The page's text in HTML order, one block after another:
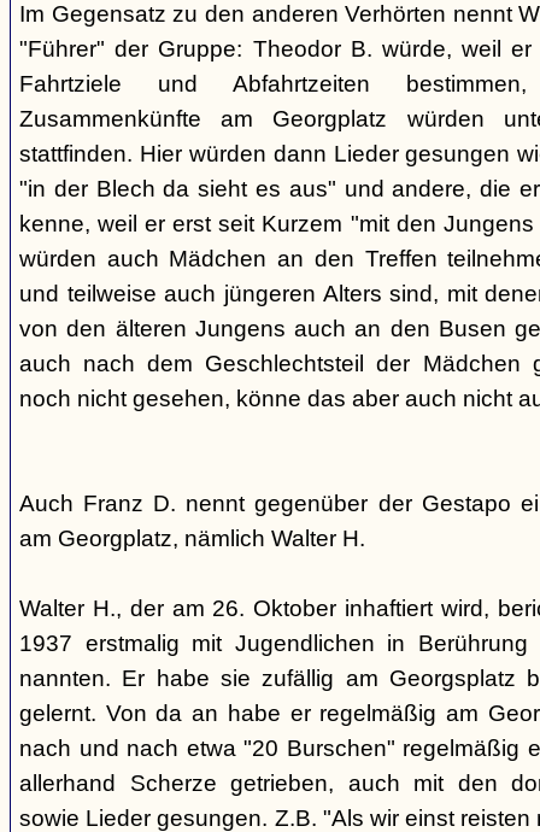
Im Gegensatz zu den anderen Verhörten nennt
"Führer" der Gruppe: Theodor B. würde, weil
Fahrtziele und Abfahrtzeiten
Zusammenkünfte am Georgplatz würden
stattfinden. Hier würden dann Lieder gesungen
"in der Blech da sieht es aus" und andere, die
kenne, weil er erst seit Kurzem "mit den
würden auch Mädchen an den Treffen
und teilweise auch jüngeren Alters sind, mit
von den älteren Jungens auch an den Busen
auch nach dem Geschlechtsteil der Mädchen
noch nicht gesehen, könne das aber auch nicht
Auch Franz D. nennt gegenüber der Gestapo
am Georgplatz, nämlich Walter H.
Walter H., der am 26. Oktober inhaftiert wird,
1937 erstmalig mit Jugendlichen in
nannten. Er habe sie zufällig am Georgsplatz
gelernt. Von da an habe er regelmäßig am
nach und nach etwa "20 Burschen" regelmäßig
allerhand Scherze getrieben, auch mit den
sowie Lieder gesungen. Z.B. "Als wir einst